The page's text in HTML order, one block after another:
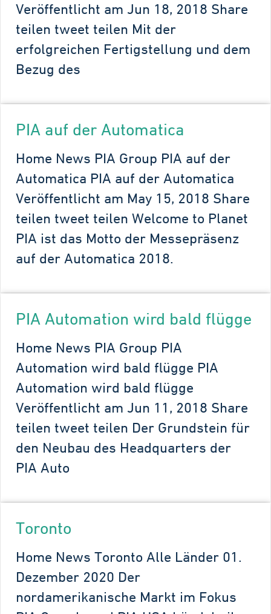
Veröffentlicht am Jun 18, 2018 Share
teilen tweet teilen Mit der
erfolgreichen Fertigstellung und dem
Bezug des
PIA auf der Automatica
Home News PIA Group PIA auf der
Automatica PIA auf der Automatica
Veröffentlicht am May 15, 2018 Share
teilen tweet teilen Welcome to Planet
PIA ist das Motto der Messepräsenz
auf der Automatica 2018.
PIA Automation wird bald flügge
Home News PIA Group PIA
Automation wird bald flügge PIA
Automation wird bald flügge
Veröffentlicht am Jun 11, 2018 Share
teilen tweet teilen Der Grundstein für
den Neubau des Headquarters der
PIA Auto
Toronto
Home News Toronto Alle Länder 01.
Dezember 2020 Der
nordamerikanische Markt im Fokus